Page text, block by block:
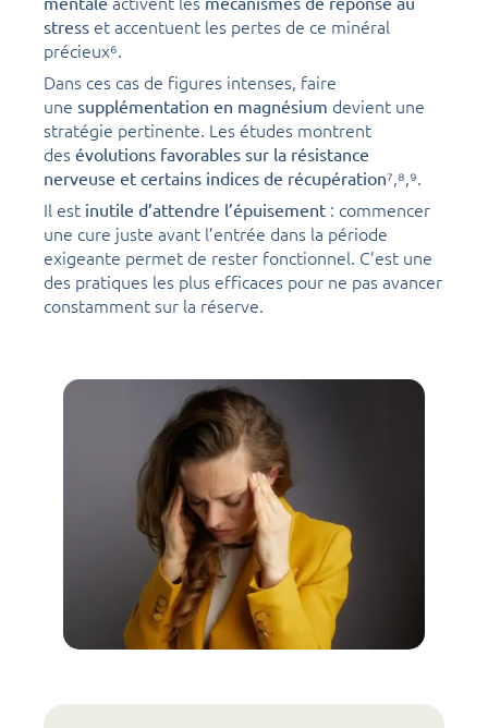
stress et accentuent les pertes de ce minéral
précieux⁶.
Dans ces cas de figures intenses, faire
une supplémentation en magnésium devient une
stratégie pertinente. Les études montrent
des évolutions favorables sur la résistance
nerveuse et certains indices de récupération⁷,⁸,⁹.
Il est inutile d’attendre l’épuisement : commencer
une cure juste avant l’entrée dans la période
exigeante permet de rester fonctionnel. C’est une
des pratiques les plus efficaces pour ne pas avancer
constamment sur la réserve.